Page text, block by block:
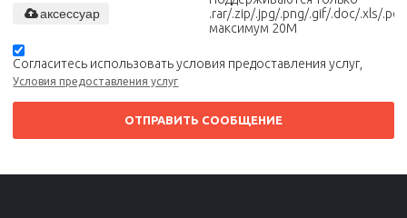
.rar/.zip/.jpg/.png/.gif/.doc/.xls/.pdf,
максимум 20M
аксессуар
Согласитесь использовать условия предоставления услуг,
Условия предоставления услуг
ОТПРАВИТЬ СООБЩЕНИЕ